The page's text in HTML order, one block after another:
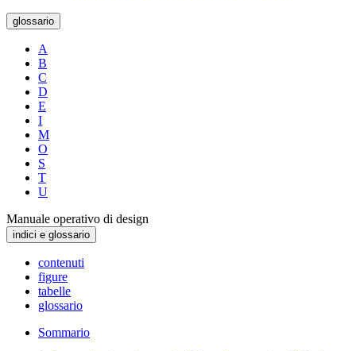
glossario
A
B
C
D
E
I
M
O
S
T
U
Manuale operativo di design
indici e glossario
contenuti
figure
tabelle
glossario
Sommario